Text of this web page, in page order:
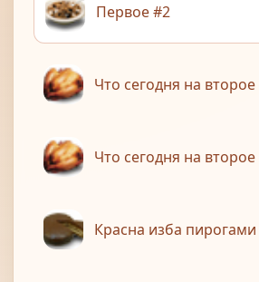
Первое #2
Что сегодня на второе
Что сегодня на
Красна изба пирогами